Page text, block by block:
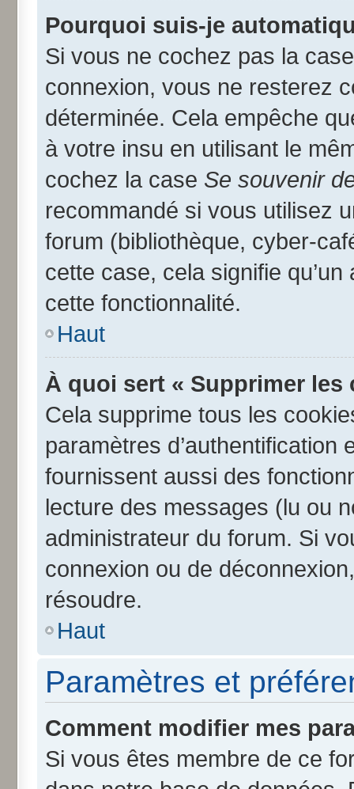
Pourquoi suis-je
Si vous ne cochez pas la
connexion, vous ne resterez
déterminée. Cela empêche
à votre insu en utilisant le
cochez la case Se souvenir
recommandé si vous utilisez
forum (bibliothèque, cyber-
cette case, cela signifie
cette fonctionnalité.
Haut
À quoi sert « Supprimer
Cela supprime tous les
paramètres
fournissent aussi des
lecture des messages (lu ou
administrateur du forum. Si
connexion ou de
résoudre.
Haut
Paramètres et
Comment modifier mes
Si vous êtes membre de ce